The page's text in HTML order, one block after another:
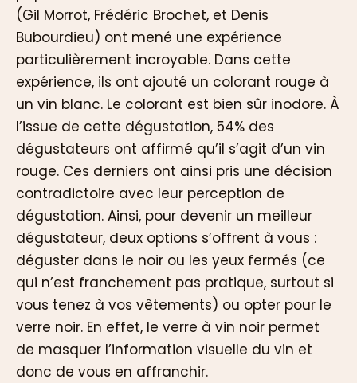
(Gil Morrot, Frédéric Brochet, et Denis
Bubourdieu) ont mené une expérience
particulièrement incroyable. Dans cette
expérience, ils ont ajouté un colorant rouge à
un vin blanc. Le colorant est bien sûr inodore. À
l’issue de cette dégustation, 54% des
dégustateurs ont affirmé qu’il s’agit d’un vin
rouge. Ces derniers ont ainsi pris une décision
contradictoire avec leur perception de
dégustation. Ainsi, pour devenir un meilleur
dégustateur, deux options s’offrent à vous :
déguster dans le noir ou les yeux fermés (ce
qui n’est franchement pas pratique, surtout si
vous tenez à vos vêtements) ou opter pour le
verre noir. En effet, le verre à vin noir permet
de masquer l’information visuelle du vin et
donc de vous en affranchir.